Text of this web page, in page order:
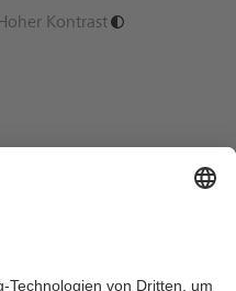
Hoher Kontrast